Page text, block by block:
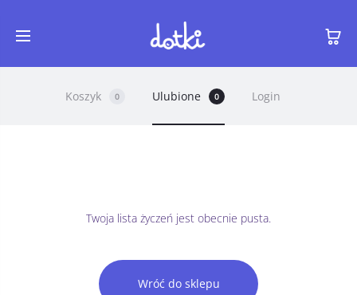
Koszyk 0 Ulubione 0 Login
Twoja lista życzeń jest obecnie pusta.
Wróć do sklepu